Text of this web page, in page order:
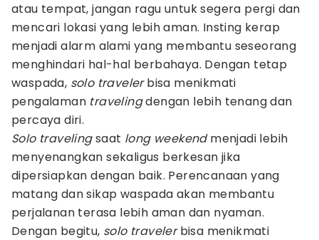
atau tempat, jangan ragu untuk segera pergi dan
mencari lokasi yang lebih aman. Insting kerap
menjadi alarm alami yang membantu seseorang
menghindari hal-hal berbahaya. Dengan tetap
waspada, solo travelerbisa menikmati
pengalaman travelingdengan lebih tenang dan
percaya diri.
Solo travelingsaat long weekendmenjadi lebih
menyenangkan sekaligus berkesan jika
dipersiapkan dengan baik. Perencanaan yang
matang dan sikap waspada akan membantu
perjalanan terasa lebih aman dan nyaman.
Dengan begitu, solo travelerbisa menikmati